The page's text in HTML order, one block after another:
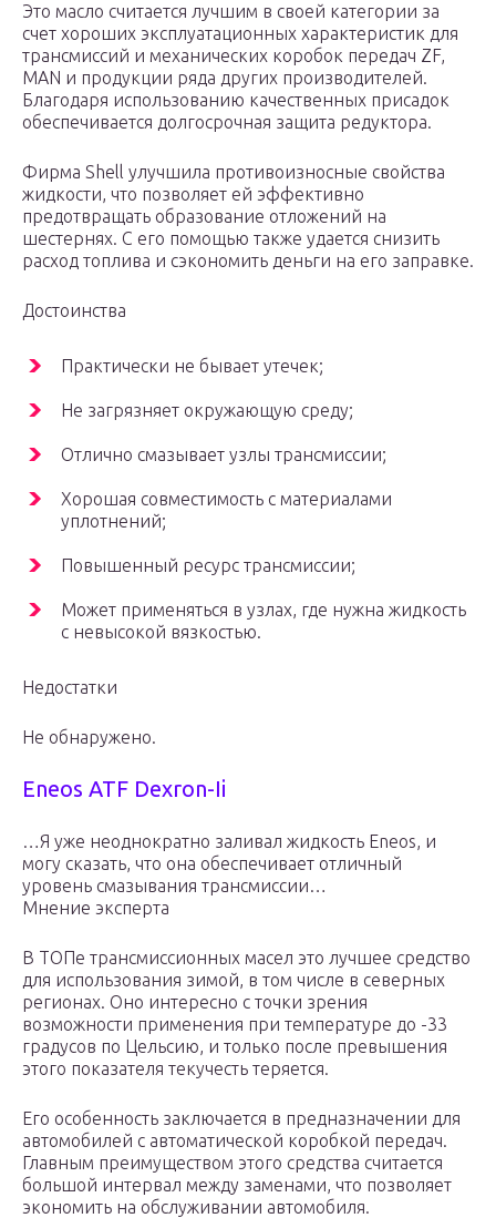
Это масло считается лучшим в своей категории за
счет хороших эксплуатационных характеристик для
трансмиссий и механических коробок передач ZF,
MAN и продукции ряда других производителей.
Благодаря использованию качественных присадок
обеспечивается долгосрочная защита редуктора.
Фирма Shell улучшила противоизносные свойства
жидкости, что позволяет ей эффективно
предотвращать образование отложений на
шестернях. С его помощью также удается снизить
расход топлива и сэкономить деньги на его заправке.
Достоинства
Практически не бывает утечек;
Не загрязняет окружающую среду;
Отлично смазывает узлы трансмиссии;
Хорошая совместимость с материалами
уплотнений;
Повышенный ресурс трансмиссии;
Может применяться в узлах, где нужна жидкость
с невысокой вязкостью.
Недостатки
Не обнаружено.
Eneos ATF Dexron-Ii
…Я уже неоднократно заливал жидкость Eneos, и
могу сказать, что она обеспечивает отличный
уровень смазывания трансмиссии…
Мнение эксперта
В ТОПе трансмиссионных масел это лучшее средство
для использования зимой, в том числе в северных
регионах. Оно интересно с точки зрения
возможности применения при температуре до -33
градусов по Цельсию, и только после превышения
этого показателя текучесть теряется.
Его особенность заключается в предназначении для
автомобилей с автоматической коробкой передач.
Главным преимуществом этого средства считается
большой интервал между заменами, что позволяет
экономить на обслуживании автомобиля.